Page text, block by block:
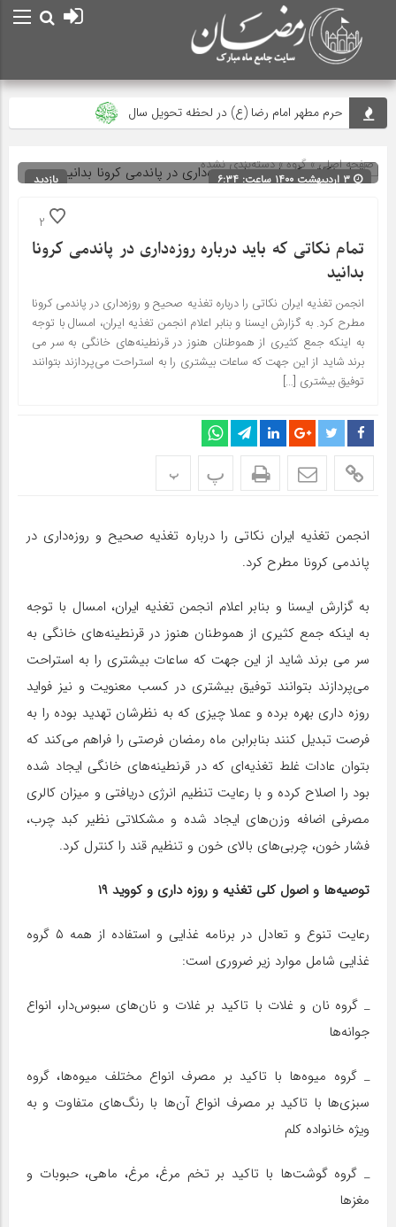
حرم مطهر امام رضا (ع) در لحظه تحویل سال
جلوه‌های بزرگ نصرت الهی در ماه مبارک رمضان دیده شد
طریقه خواندن نماز عید فطر و دعای قنوت نماز عید فطر
زکات فطره میهمانِ شب عید
پیام‌های جزء ۳۰ قرآن؛ از توحید تا انس همیشگی با قرآن
امام سجاد(ع) در فراغ ماه مبارک رمضان
اعمال شب و روز عید سعید فطر
پیام نوروزی رهبر انقلاب به مناسبت آغاز سال ۱۴۰۵
صفحه اصلی» گروه » دسته‌بندی نشده
۳ اردیبهشت ۱۴۰۰ ساعت: ۶:۳۴
بازدید
2
تمام نکاتی که باید درباره روزه‌داری در پاندمی کرونا
بدانید
انجمن تغذیه ایران نکاتی را درباره تغذیه صحیح و روزه‌داری در پاندمی کرونا
مطرح کرد. به گزارش ایسنا و بنابر اعلام انجمن تغذیه ایران، امسال با توجه
به اینکه جمع کثیری از هموطنان هنوز در قرنطینه‌های خانگی به سر می
برند شاید از این جهت که ساعات بیشتری را به استراحت می‌پردازند بتوانند
توفیق بیشتری […]
پ پ
انجمن تغذیه ایران نکاتی را درباره تغذیه صحیح و روزه‌داری در
پاندمی کرونا مطرح کرد.
به گزارش ایسنا و بنابر اعلام انجمن تغذیه ایران، امسال با توجه
به اینکه جمع کثیری از هموطنان هنوز در قرنطینه‌های خانگی به
سر می برند شاید از این جهت که ساعات بیشتری را به استراحت
می‌پردازند بتوانند توفیق بیشتری در کسب معنویت و نیز فواید
روزه داری بهره برده و عملا چیزی که به نظرشان تهدید بوده را به
فرصت تبدیل کنند بنابرابن ماه رمضان فرصتی را فراهم می‌کند که
بتوان عادات غلط تغذیه‌ای که در قرنطینه‌های خانگی ایجاد شده
بود را اصلاح کرده و با رعایت تنظیم انرژی دریافتی و میزان کالری
مصرفی اضافه وزن‌های ایجاد شده و مشکلاتی نظیر کبد چرب،
فشار خون، چربی‌های بالای خون و تنظیم قند را کنترل کرد.
توصیه‌ها و اصول کلی تغذیه و روزه داری و کووید ۱۹
رعایت تنوع و تعادل در برنامه غذایی و استفاده از همه ۵ گروه
غذایی شامل موارد زیر ضروری است:
_ گروه نان و غلات با تاکید بر غلات و نان‌های سبوس‌دار، انواع
جوانه‌ها
_ گروه میوه‌ها با تاکید بر مصرف انواع مختلف میوه‌ها، گروه
سبزی‌ها با تاکید بر مصرف انواع آن‌ها با رنگ‌های متفاوت و به
ویژه خانواده کلم
_ گروه گوشت‌ها با تاکید بر تخم مرغ، مرغ، ماهی، حبوبات و
مغزها